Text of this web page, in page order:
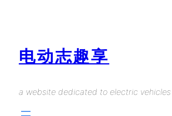
电动志趣享
a website dedicated to electric vehicles